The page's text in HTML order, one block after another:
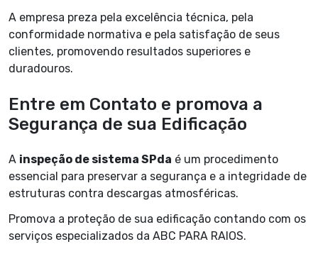
A empresa preza pela excelência técnica, pela
conformidade normativa e pela satisfação de seus
clientes, promovendo resultados superiores e
duradouros.
Entre em Contato e promova a
Segurança de sua Edificação
A inspeção de sistema SPda é um procedimento
essencial para preservar a segurança e a integridade de
estruturas contra descargas atmosféricas.
Promova a proteção de sua edificação contando com os
serviços especializados da ABC PARA RAIOS.